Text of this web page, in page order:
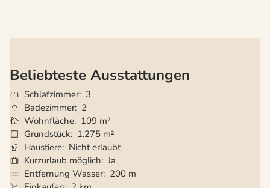
Beliebteste Ausstattungen
Schlafzimmer 3
Badezimmer 2
Wohnfläche 109 m²
Grundstück
1.275 m²
Haustiere Nicht erlaubt
Kurzurlaub möglich Ja
Entfernung Wasser 200 m